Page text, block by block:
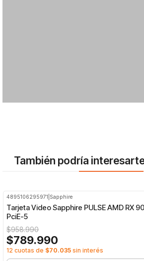
También podría
4895106295971 Sapphire
Tarjeta Video Sapphire PULSE AMD RX
PciE-5
$958.990
$789.990
12 cuotas de $70.035 sin interés